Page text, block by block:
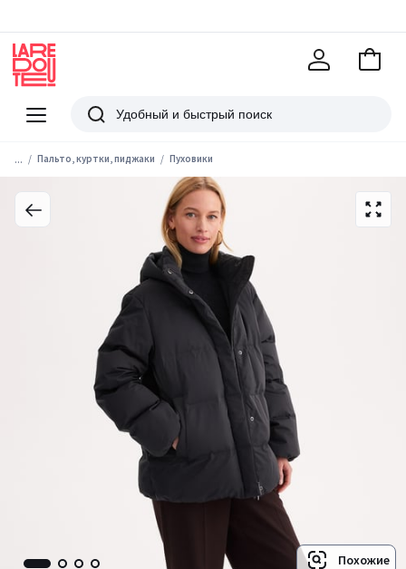
Меню
Redoute
Поиск
В
... Пальто, куртки, пиджаки Пуховики
Похожие